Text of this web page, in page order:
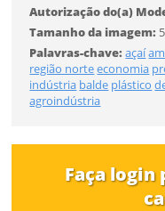
Autorização do(a)
Tamanho da imagem:
Palavras-chave:açaí
região norteeconomia
indústria balde plástico
agroindústria
Faça login
Tamanho
Desejo receber
Li e concordo com
Já